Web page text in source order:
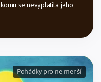
se nevyplatila jeho
Pohádky pro nejmenší